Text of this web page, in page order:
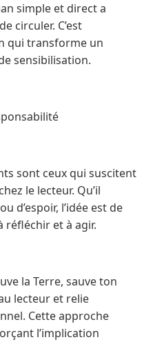
simple et direct a
circuler. C’est
qui transforme un
sensibilisation.
sont ceux qui suscitent
le lecteur. Qu’il
d’espoir, l’idée est de
réfléchir et à agir.
la Terre, sauve ton
lecteur et relie
Cette approche
l’implication